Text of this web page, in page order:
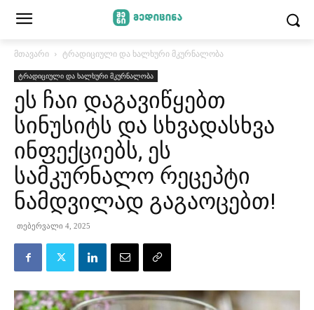
მთავარი ტრადიციული და ხალხური მკურნალობა
ტრადიციული და ხალხური მკურნალობა
ეს ჩაი დაგავიწყებთ
სინუსიტს და სხვადასხვა
ინფექციებს, ეს
სამკურნალო რეცეპტი
ნამდვილად გაგაოცებთ!
თებერვალი 4, 2025